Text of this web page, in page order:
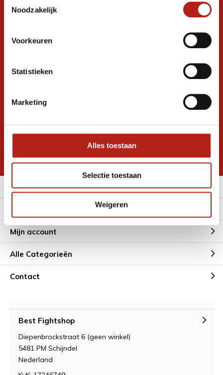
Noodzakelijk
Voorkeuren
Statistieken
Marketing
Alles toestaan
Selectie toestaan
Weigeren
Snel antwoord op je vraag?
graag verder. 24/7
Ontvang de nieuwste aanbiedingen en
Inschrijven voor
* Lees hier de wettelijke beperkingen
Meer informatie
Mijn account
Alle Categorieën
Contact
Best Fightshop
Diepenbrockstraat 6 (geen winkel)
5481 PM Schijndel
Nederland